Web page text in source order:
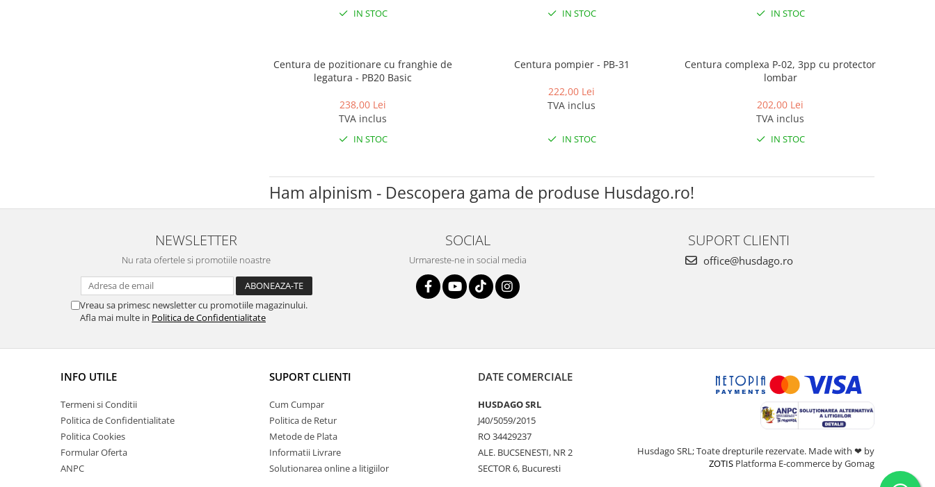
IN STOC IN STOC IN STOC
Centura de pozitionare cu franghie de
legatura - PB20 Basic
238,00 Lei
TVA inclus
IN STOC
Centura pompier - PB-31
222,00 Lei
TVA inclus
IN STOC
Centura complexa P-02, 3pp cu protector
lombar
202,00 Lei
TVA inclus
IN STOC
Ham alpinism - Descopera gama de produse Husdago.ro!
NEWSLETTER
Nu rata ofertele si promotiile noastre
Vreau sa primesc newsletter cu promotiile magazinului.
Afla mai multe in Politica de Confidentialitate
SOCIAL
Urmareste-ne in social media
SUPORT CLIENTI
office@husdago.ro
INFO UTILE
Termeni si Conditii
Politica de Confidentialitate
Politica Cookies
Formular Oferta
ANPC
SUPORT CLIENTI
Cum Cumpar
Politica de Retur
Metode de Plata
Informatii Livrare
Solutionarea online a litigiilor
DATE COMERCIALE
HUSDAGO SRL
J40/5059/2015
RO 34429237
ALE. BUCSENESTI, NR 2
SECTOR 6, Bucuresti
Husdago SRL; Toate drepturile rezervate. Made with ❤ by
ZOTIS Platforma E-commerce by Gomag